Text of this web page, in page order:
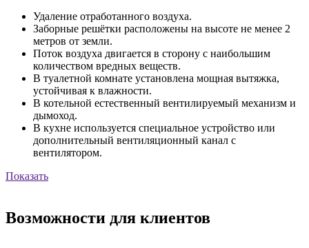
Удаление отработанного воздуха.
Заборные решётки расположены на высоте не менее 2
метров от земли.
Поток воздуха двигается в сторону с наибольшим
количеством вредных веществ.
В туалетной комнате установлена мощная вытяжка,
устойчивая к влажности.
В котельной естественный вентилируемый механизм и
дымоход.
В кухне используется специальное устройство или
дополнительный вентиляционный канал с
вентилятором.
Показать
Возможности для клиентов